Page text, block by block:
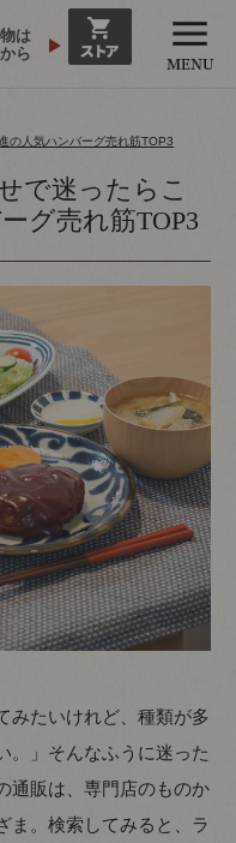
は
ら
の人気ハンバーグ売れ筋TOP3
で迷ったらこ
グ売れ筋TOP3
みたいけれど、種類が多
。」そんなふうに迷った
通販は、専門店のものか
ま。検索してみると、ラ